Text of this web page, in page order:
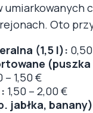
umiarkowanych
Oto
(1,5 l):
– 1,50 €
1,50 – 2,00 €
jabłka,